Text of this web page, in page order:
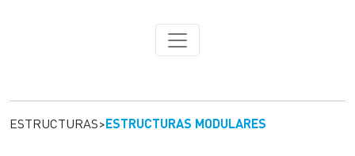
ESTRUCTURAS>ESTRUCTURAS MODULARES